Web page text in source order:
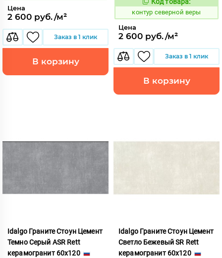
Цена
2 600 руб./м²
Заказ в 1 клик
В корзину
760508
контур северной веры
Цена
2 600 руб./м²
Заказ в 1 клик
В корзину
Idalgo Граните Стоун Цемент
Темно Серый ASR Rett
керамогранит 60x120
Idalgo Граните Стоун Цемент
Светло Бежевый SR Rett
керамогранит 60x120